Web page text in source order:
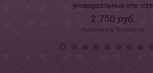
универсальные one size
2 750 руб.
Наличие в Тольятти